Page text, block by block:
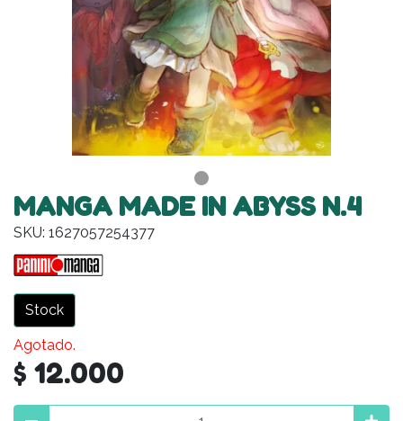
MANGA MADE IN ABYSS N.4
SKU: 1627057254377
Stock
Agotado.
$ 12.000